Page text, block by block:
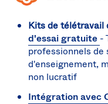
Kits de télétravail
d'essai gratuite -
professionnels
d'enseignement,
non lucratif
Intégration avec